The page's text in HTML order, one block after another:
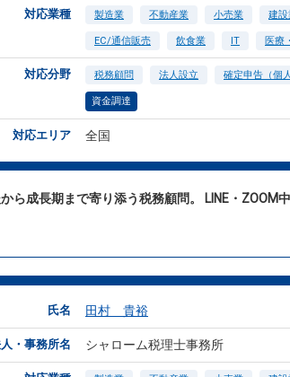
対応業種 製造業 不動産業 小売業 建設
EC/通信販売 飲食業 IT 医療
対応分野 税務顧問 法人設立 確定申告（個人
資金調達
対応エリア 全国
ら成長期まで寄り添う税務顧問。 LINE・ZOOM
氏名 田村 貴裕
・事務所名 シャローム税理士事務所